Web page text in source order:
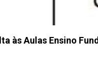
às Aulas Ensino